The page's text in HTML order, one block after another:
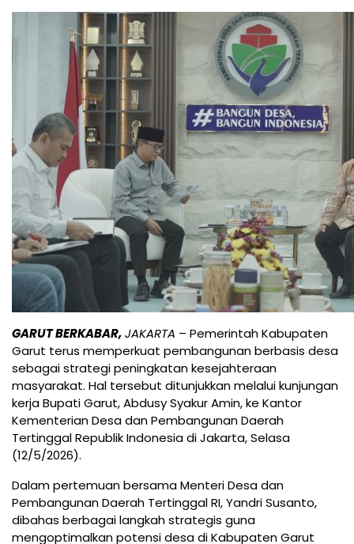
GARUT BERKABAR,JAKARTA – Pemerintah Kabupaten
Garut terus memperkuat pembangunan berbasis desa
sebagai strategi peningkatan kesejahteraan
masyarakat. Hal tersebut ditunjukkan melalui kunjungan
kerja Bupati Garut, Abdusy Syakur Amin, ke Kantor
Kementerian Desa dan Pembangunan Daerah
Tertinggal Republik Indonesia di Jakarta, Selasa
(12/5/2026).
Dalam pertemuan bersama Menteri Desa dan
Pembangunan Daerah Tertinggal RI, Yandri Susanto,
dibahas berbagai langkah strategis guna
mengoptimalkan potensi desa di Kabupaten Garut